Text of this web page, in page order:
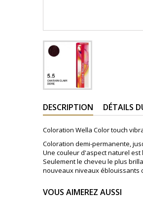
DESCRIPTION DÉTAILS
Coloration Wella Color touch
Coloration demi-permanente,
Une couleur d'aspect naturel
Seulement le cheveu le plus
nouveaux niveaux éblouissants
VOUS AIMEREZ AUSSI